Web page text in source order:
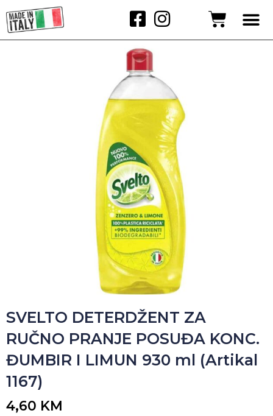
SVELTO DETERDŽENT ZA
RUČNO PRANJE POSUĐA KONC.
ĐUMBIR I LIMUN 930 ml (Artikal
1167)
4,60 KM